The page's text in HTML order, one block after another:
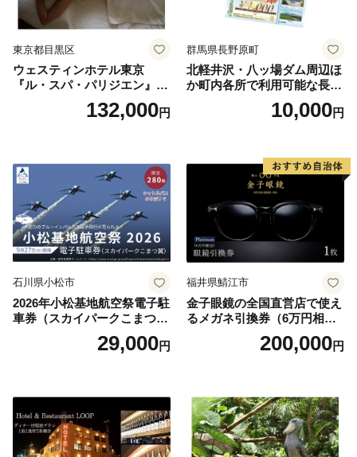
東京都目黒区
ウェスティンホテル東京
『ル・スパ・パリジエン』選
べるボディセラピー90分/1名
132,000円
群馬県長野原町
北軽井沢・八ッ場ダム周辺ほ
か町内各所で利用可能な長野
原町ふるさと感謝券（3,000
円分）【トラベル 観光 旅行
10,000円
石川県小松市
2026年小松基地航空祭電子駐
車券（スカイパークこまつ
翼） 駐車場 シャトルバスの
りばすぐ 石川県 小松市
29,000円
福井県鯖江市
金子眼鏡の全国直営店で使え
るメガネ引換券（6万円相
当） Platinum200,000円